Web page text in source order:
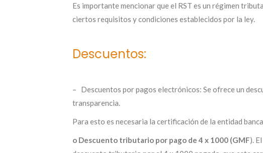
Es importante mencionar que el RST es un régimen
ciertos requisitos y condiciones establecidos por la ley.
Descuentos:
– Descuentos por pagos electrónicos: Se ofrece un
transparencia.
Para esto es necesaria la certificación de la entidad
o Descuento tributario por pago de 4 x 1000 (GMF).